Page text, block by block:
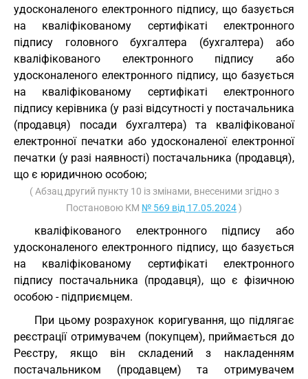
удосконаленого електронного підпису, що базується
на кваліфікованому сертифікаті електронного
підпису головного бухгалтера (бухгалтера) або
кваліфікованого електронного підпису або
удосконаленого електронного підпису, що базується
на кваліфікованому сертифікаті електронного
підпису керівника (у разі відсутності у постачальника
(продавця) посади бухгалтера) та кваліфікованої
електронної печатки або удосконаленої електронної
печатки (у разі наявності) постачальника (продавця),
що є юридичною особою;
( Абзац другий пункту 10 із змінами, внесеними згідно з
Постановою КМ № 569 від 17.05.2024)
кваліфікованого електронного підпису або
удосконаленого електронного підпису, що базується
на кваліфікованому сертифікаті електронного
підпису постачальника (продавця), що є фізичною
особою - підприємцем.
При цьому розрахунок коригування, що підлягає
реєстрації отримувачем (покупцем), приймається до
Реєстру, якщо він складений з накладенням
постачальником (продавцем) та отримувачем